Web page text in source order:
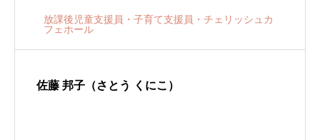
放課後児童支援員・子育て支援員・チェリッシュカ
フェホール
佐藤 邦子（さとう くにこ）